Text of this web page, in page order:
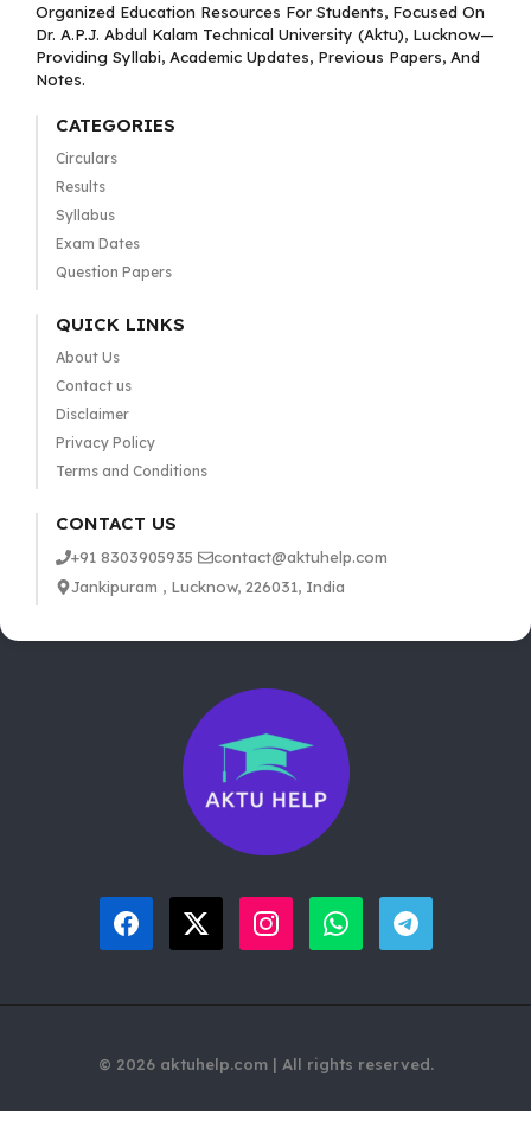
Organized Education Resources For Students, Focused On
Dr. A.P.J. Abdul Kalam Technical University (Aktu), Lucknow—
Providing Syllabi, Academic Updates, Previous Papers, And
Notes.
CATEGORIES
Circulars
Results
Syllabus
Exam Dates
Question Papers
QUICK LINKS
About Us
Contact us
Disclaimer
Privacy Policy
Terms and Conditions
CONTACT US
+91 8303905935
contact@aktuhelp.com
Jankipuram , Lucknow, 226031, India
© 2026 aktuhelp.com | All rights reserved.